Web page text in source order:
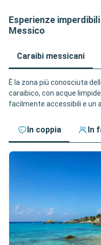
Esperienze
Messico
Caraibi messicani
È la zona più conosciuta
caraibico, con acque
facilmente accessibili e un
In coppia In